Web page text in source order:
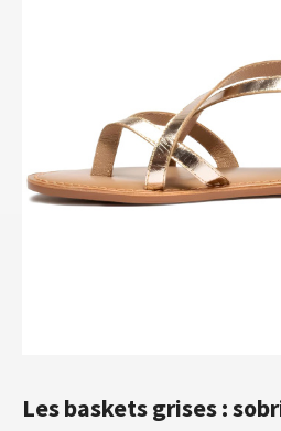
Les baskets grises :